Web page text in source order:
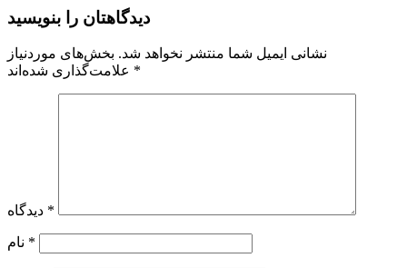
دیدگاهتان را بنویسید
نشانی ایمیل شما منتشر نخواهد شد. بخش‌های موردنیاز
*
*
*